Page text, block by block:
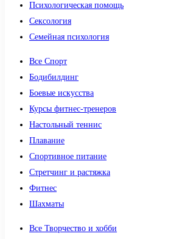
Психологическая помощь
Сексология
Семейная психология
Все Спорт
Бодибилдинг
Боевые искусства
Курсы фитнес-тренеров
Настольный теннис
Плавание
Спортивное питание
Стретчинг и растяжка
Фитнес
Шахматы
Все Творчество и хобби